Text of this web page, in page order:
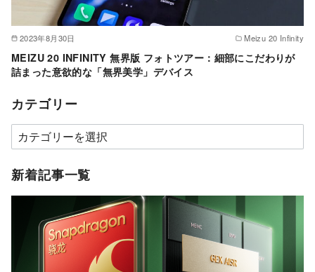
2023年8月30日 Meizu 20 Infinity
MEIZU 20 INFINITY 無界版 フォトツアー：細部にこだわりが
詰まった意欲的な「無界美学」デバイス
カテゴリー
カ
テ
ゴ
新着記事一覧